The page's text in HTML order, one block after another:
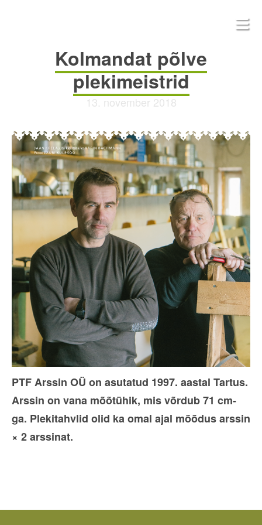
Kolmandat põlve
plekimeistrid
13. november 2018
PTF Arssin OÜ on asutatud 1997. aastal Tartus.
Arssin on vana mõõtühik, mis võrdub 71 cm-
ga. Plekitahvlid olid ka omal ajal mõõdus arssin
× 2 arssinat.